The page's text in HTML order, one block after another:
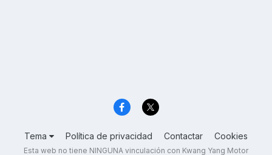
Tema Política de privacidad Contactar Cookies
Esta web no tiene NINGUNA vinculación con Kwang Yang Motor